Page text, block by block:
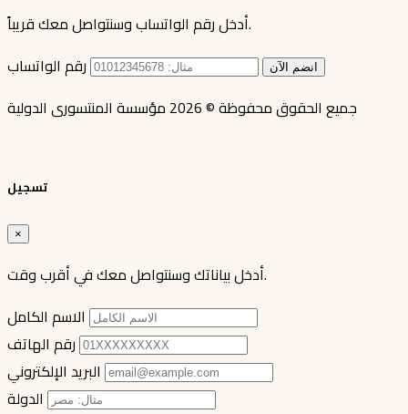
أدخل رقم الواتساب وسنتواصل معك قريباً.
رقم الواتساب
انضم الآن
جميع الحقوق محفوظة © 2026 مؤسسة المنتسورى الدولية
تسجيل
×
أدخل بياناتك وسنتواصل معك في أقرب وقت.
الاسم الكامل
رقم الهاتف
البريد الإلكتروني
الدولة